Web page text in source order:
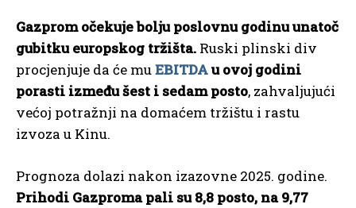
Gazprom očekuje bolju poslovnu godinu unatoč
gubitku europskog tržišta. Ruski plinski div
procjenjuje da će muEBITDAu ovoj godini
porasti između šest i sedam posto, zahvaljujući
većoj potražnji na domaćem tržištu i rastu
izvoza u Kinu.
Prognoza dolazi nakon izazovne 2025. godine.
Prihodi Gazproma pali su 8,8 posto, na 9,77